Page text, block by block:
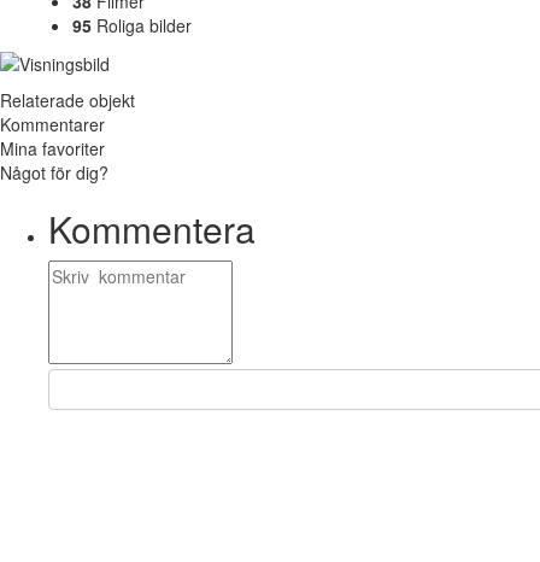
95 Roliga bilder
Relaterade objekt
Kommentarer
Mina favoriter
Något för dig?
Kommentera